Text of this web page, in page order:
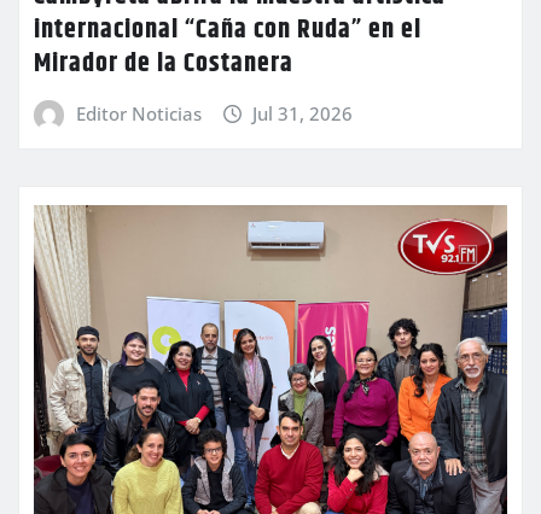
internacional “Caña con Ruda” en el
Mirador de la Costanera
Editor Noticias Jul 31, 2026